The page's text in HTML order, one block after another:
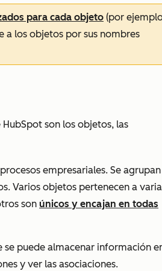
para cada objeto (por
a los objetos por sus nombres
son los objetos, las
empresariales. Se
Varios objetos pertenecen a
son únicos y encajan en todas
puede almacenar información
y ver las asociaciones.